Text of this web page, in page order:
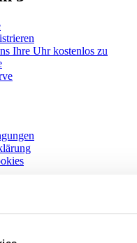
Ihre Uhr kostenlos zu
CERTINA Club